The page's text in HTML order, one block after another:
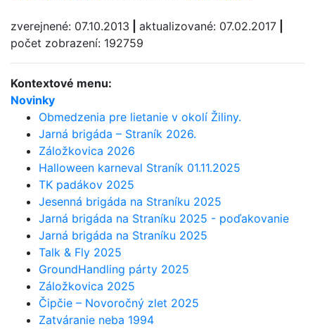
zverejnené: 07.10.2013 aktualizované: 07.02.2017
počet zobrazení: 192759
Kontextové menu:
Novinky
Obmedzenia pre lietanie v okolí Žiliny.
Jarná brigáda – Straník 2026.
Záložkovica 2026
Halloween karneval Straník 01.11.2025
TK padákov 2025
Jesenná brigáda na Straníku 2025
Jarná brigáda na Straníku 2025 - poďakovanie
Jarná brigáda na Straníku 2025
Talk & Fly 2025
GroundHandling párty 2025
Záložkovica 2025
Čipčie – Novoročný zlet 2025
Zatváranie neba 1994